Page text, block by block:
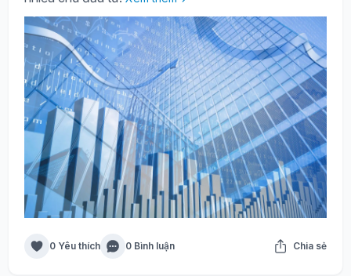
0 Yêu thích 0 Bình luận Chia sẻ